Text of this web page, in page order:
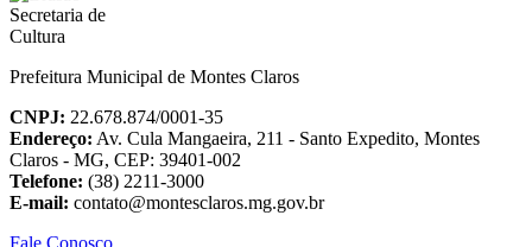
Prefeitura Municipal de Montes Claros
CNPJ: 22.678.874/0001-35
Endereço: Av. Cula Mangaeira, 211 - Santo Expedito, Montes
Claros - MG, CEP: 39401-002
Telefone: (38) 2211-3000
E-mail: contato@montesclaros.mg.gov.br
Fale Conosco